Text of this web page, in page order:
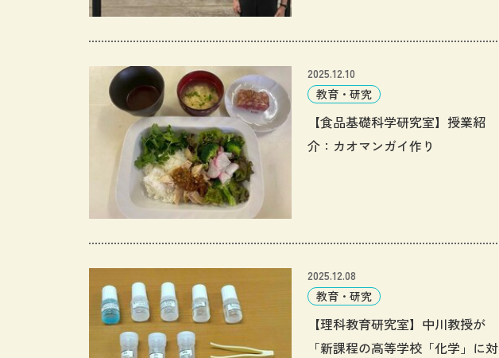
2025.12.10
教育・研究
【食品基礎科学研究室】授業紹
介：カオマンガイ作り
2025.12.08
教育・研究
【理科教育研究室】中川教授が
「新課程の高等学校「化学」に対